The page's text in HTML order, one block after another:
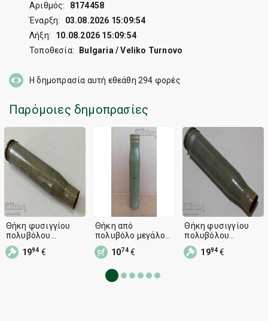
Αριθμός:
8174458
Έναρξη:
03.08.2026 15:09:54
Λήξη:
10.08.2026 15:09:54
Τοποθεσία:
Bulgaria / Veliko Turnovo
Η δημοπρασία αυτή εθεάθη 294 φορές
Παρόμοιες δημοπρασίες
Θήκη φυσιγγίου
πολυβόλου
μεγάλου
διαμετρήματος,
1994 €
Θήκη από
πολυβόλο μεγάλου
διαμετρήματος,
πυρομαχικά,
1074€
Θήκη φυσιγγίου
πολυβόλου
μεγάλου
διαμετρήματος,
1994 €